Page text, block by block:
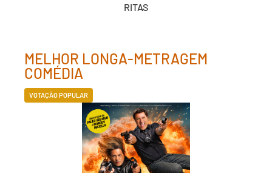
RITAS
MELHOR LONGA-METRAGEM
COMÉDIA
VOTAÇÃO POPULAR